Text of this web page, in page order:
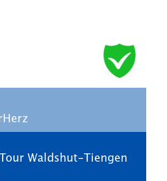
Waldshut-Tiengen